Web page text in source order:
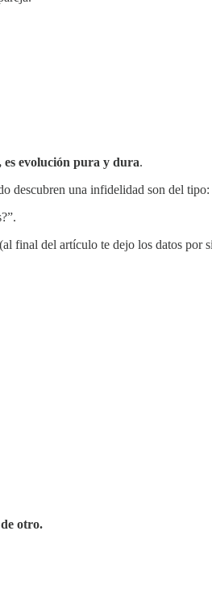
es evolución pura y dura.
descubren una infidelidad son del tipo:
final del artículo te dejo los datos por
otro.